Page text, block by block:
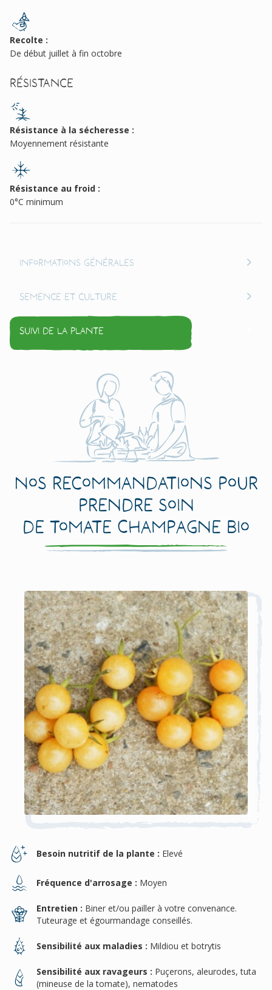
Recolte :
De début juillet à fin octobre
Résistance
Résistance à la sécheresse :
Moyennement résistante
Résistance au froid :
0°C minimum
Informations générales
Semence et culture
Suivi de la plante
Nos recommandations pour
prendre soin
de Tomate Champagne Bio
Besoin nutritif de la plante : Elevé
Fréquence d'arrosage : Moyen
Entretien : Biner et/ou pailler à votre convenance.
Tuteurage et égourmandage conseillés.
Sensibilité aux maladies : Mildiou et botrytis
Sensibilité aux ravageurs : Puçerons, aleurodes, tuta
(mineuse de la tomate), nematodes